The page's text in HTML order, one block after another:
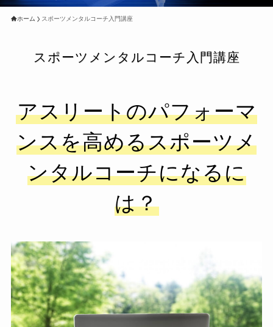
ホーム スポーツメンタルコーチ入門講座
スポーツメンタルコーチ入門講座
アスリートのパフォーマ
ンスを高めるスポーツメ
ンタルコーチになるに
は？